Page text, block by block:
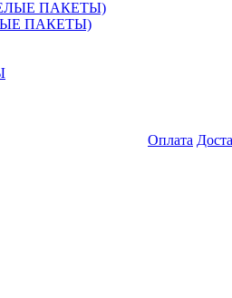
ПАКЕТЫ)
Оплата